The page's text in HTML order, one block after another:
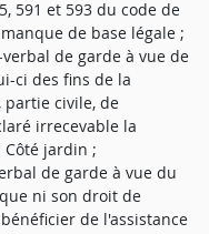
591 et 593 du code de
de base légale ;
de garde à vue de
ci des fins de la
partie civile, de
irrecevable la
jardin ;
de garde à vue du
ni son droit de
de l'assistance